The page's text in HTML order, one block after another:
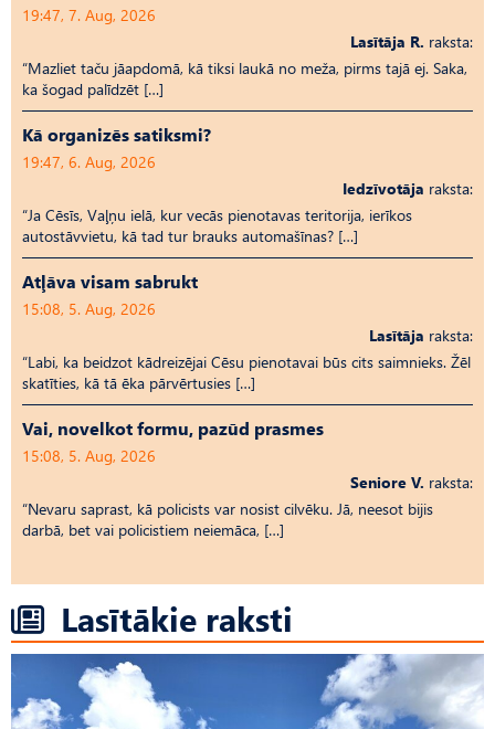
19:47, 7. Aug, 2026
Lasītāja R. raksta:
“Mazliet taču jāapdomā, kā tiksi laukā no meža, pirms tajā ej. Saka,
ka šogad palīdzēt […]
Kā organizēs satiksmi?
19:47, 6. Aug, 2026
Iedzīvotāja raksta:
“Ja Cēsīs, Vaļņu ielā, kur vecās pienotavas teritorija, ierīkos
autostāvvietu, kā tad tur brauks automašīnas? […]
Atļāva visam sabrukt
15:08, 5. Aug, 2026
Lasītāja raksta:
“Labi, ka beidzot kādreizējai Cēsu pienotavai būs cits saimnieks. Žēl
skatīties, kā tā ēka pārvērtusies […]
Vai, novelkot formu, pazūd prasmes
15:08, 5. Aug, 2026
Seniore V. raksta:
“Nevaru saprast, kā policists var nosist cilvēku. Jā, neesot bijis
darbā, bet vai policistiem neiemāca, […]
Lasītākie raksti